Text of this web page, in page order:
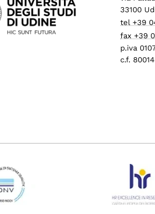
33100
tel +39
fax +39
p.iva
c.f.